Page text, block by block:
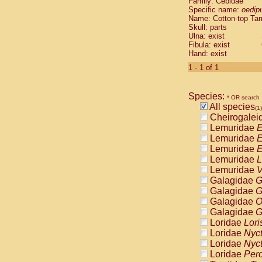
Cebidae
Cebidae
Cebidae
Cebidae
Cebidae
Cebidae
Cebidae
Cebidae
Cebidae
Cebidae
Cebidae
Cebidae
Atelidae
Atelidae
Atelidae
Atelidae
Atelidae
Atelidae
Atelidae
Atelidae
Atelidae
Atelidae
Pitheciidae
Specific name:
Name: Cotton-top
Skull: parts
Ulna: exist
Fibula: exist
Hand: exist
1 - 1 of 1
Species: * OR search
All species(1)
Lemuridae
Lemuridae
Lemuridae
Lemuridae
Lemuridae
Galagidae
Galagidae
Galagidae
Galagidae
Loridae
Loridae
Loridae
Loridae